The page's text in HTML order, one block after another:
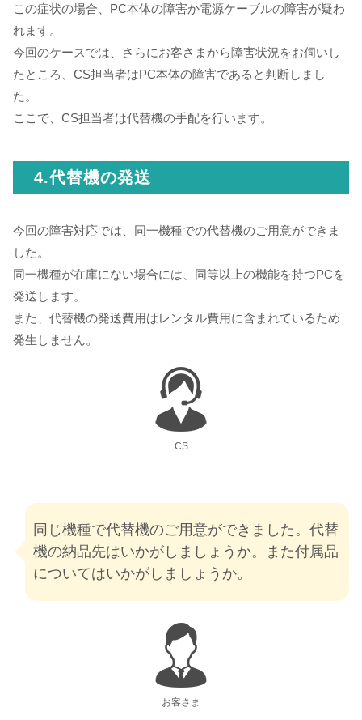
この症状の場合、PC本体の障害か電源ケーブルの障害が疑わ
れます。
今回のケースでは、さらにお客さまから障害状況をお伺いし
たところ、CS担当者はPC本体の障害であると判断しまし
た。
ここで、CS担当者は代替機の手配を行います。
4.代替機の発送
今回の障害対応では、同一機種での代替機のご用意ができま
した。
同一機種が在庫にない場合には、同等以上の機能を持つPCを
発送します。
また、代替機の発送費用はレンタル費用に含まれているため
発生しません。
CS
同じ機種で代替機のご用意ができました。代替
機の納品先はいかがしましょうか。また付属品
についてはいかがしましょうか。
お客さま